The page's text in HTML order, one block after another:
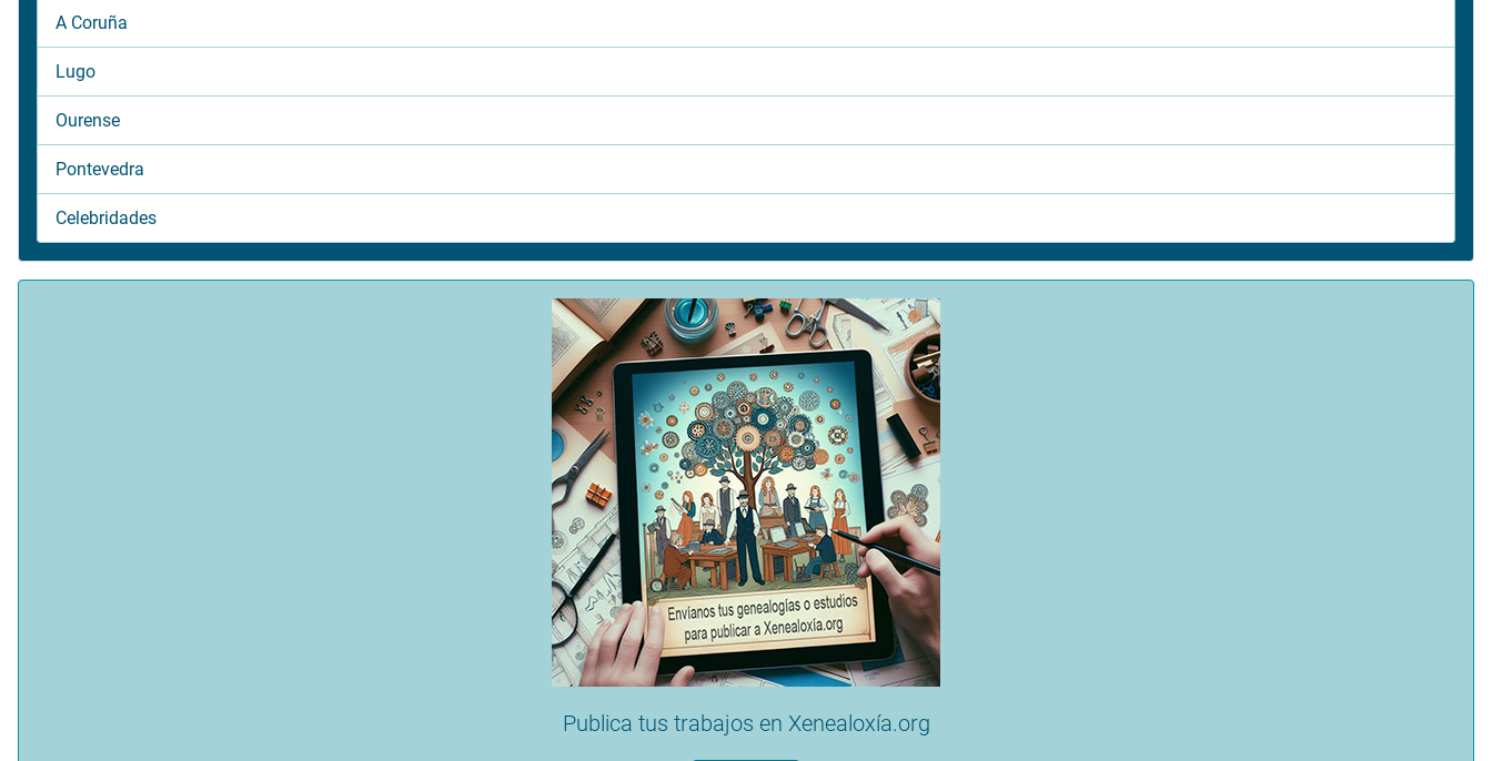
A Coruña
Lugo
Ourense
Pontevedra
Celebridades
Publica tus trabajos en Xenealoxía.org